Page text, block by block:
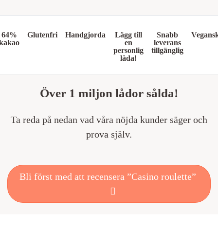
64%
Glutenfri Handgjorda
Lägg till
en
personlig
låda!
Snabb
leverans
tillgänglig
Över 1 miljon lådor sålda!
Ta reda på nedan vad våra nöjda kunder säger och
prova själv.
Bli först med att recensera ”Casino roulette”